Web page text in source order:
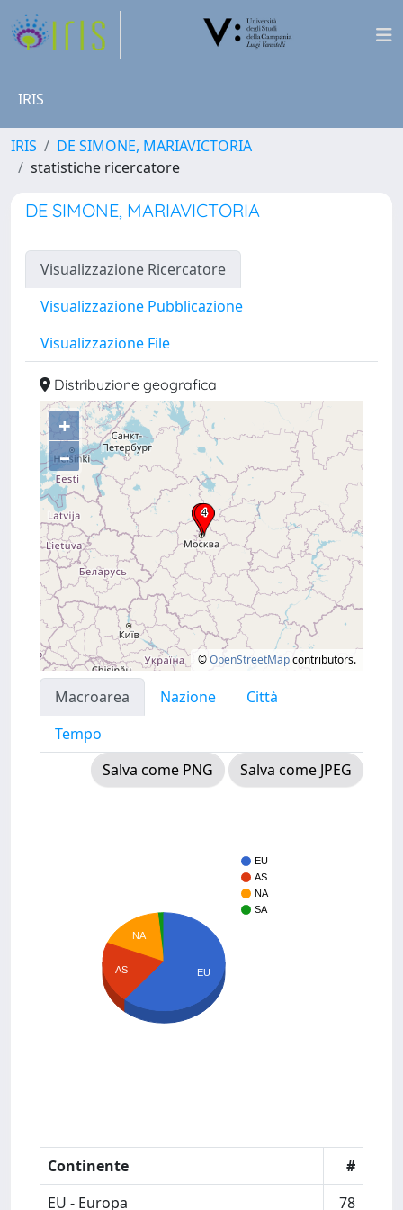
IRIS
IRIS
DE SIMONE, MARIAVICTORIA
statistiche ricercatore
DE SIMONE, MARIAVICTORIA
Visualizzazione Ricercatore
Visualizzazione Pubblicazione
Visualizzazione File
Distribuzione geografica
+
–
©OpenStreetMapcontributors.
Macroarea Nazione
Città
Tempo
Salva come PNG
Salva come JPEG
EU
AS
NA
SA
NA
AS EU
Continente
#
EU - Europa
78